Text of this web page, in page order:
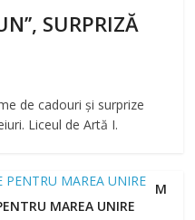
SURPRIZĂ
de cadouri și surprize
Liceul de Artă I.
M
MAREA UNIRE